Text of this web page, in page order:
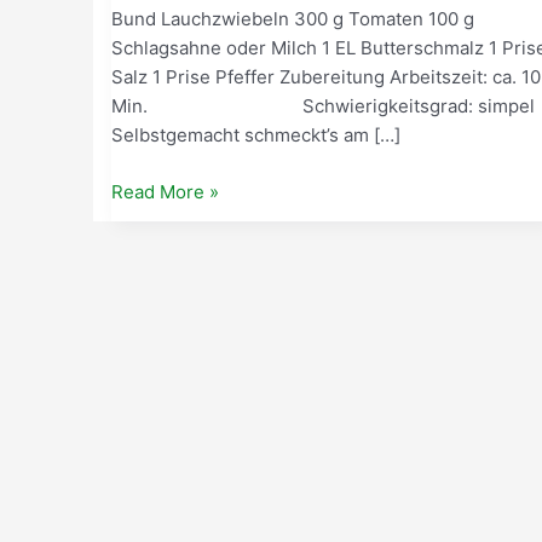
Bund Lauchzwiebeln 300 g Tomaten 100 g
Schlagsahne oder Milch 1 EL Butterschmalz 1
Salz 1 Prise Pfeffer Zubereitung Arbeitszeit: ca. 10
Min. Schwierigkeitsgrad:
Selbstgemacht schmeckt’s am […]
Read More »